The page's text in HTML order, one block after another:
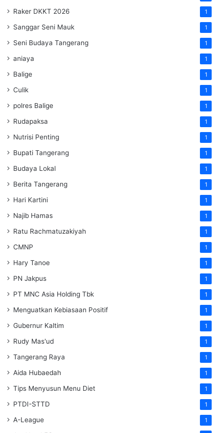
Raker DKKT 2026 1
Sanggar Seni Mauk 1
Seni Budaya Tangerang 1
aniaya 1
Balige 1
Culik 1
polres Balige 1
Rudapaksa 1
Nutrisi Penting 1
Bupati Tangerang 1
Budaya Lokal 1
Berita Tangerang 1
Hari Kartini 1
Najib Hamas 1
Ratu Rachmatuzakiyah 1
CMNP 1
Hary Tanoe 1
PN Jakpus 1
PT MNC Asia Holding Tbk 1
Menguatkan Kebiasaan Positif 1
Gubernur Kaltim 1
Rudy Mas'ud 1
Tangerang Raya 1
Aida Hubaedah 1
Tips Menyusun Menu Diet 1
PTDI-STTD 1
A-League 1